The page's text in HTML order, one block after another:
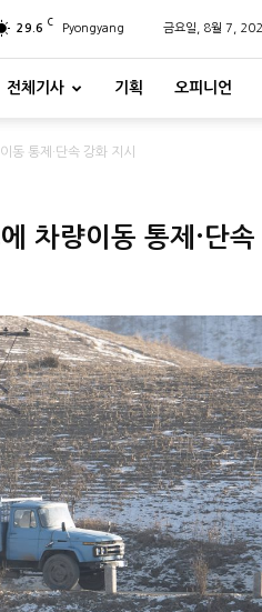
29.6 C Pyongyang 금요일, 8월 7,
전체기사 기획 오피니언
동 통제·단속 강화 지시
차량이동 통제·단속